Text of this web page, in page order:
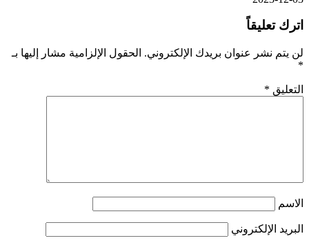
اترك تعليقاً
لن يتم نشر عنوان بريدك الإلكتروني. الحقول الإلزامية مشار إليها بـ
*
التعليق *
الاسم
البريد الإلكتروني